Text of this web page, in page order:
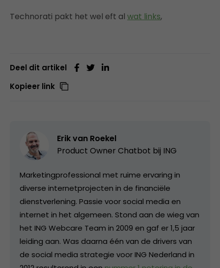
Technorati pakt het wel eft al wat links,
Deel dit artikel
Kopieer link
Erik van Roekel
Product Owner Chatbot bij ING
Marketingprofessional met ruime ervaring in
diverse internetprojecten in de financiële
dienstverlening. Passie voor social media en
internet in het algemeen. Stond aan de wieg van
het ING Webcare Team in 2009 en gaf er 1,5 jaar
leiding aan. Was daarna één van de drivers van
de social media strategie voor ING Nederland in